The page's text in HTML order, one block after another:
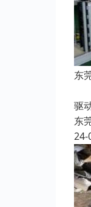
东
驱
东
24-